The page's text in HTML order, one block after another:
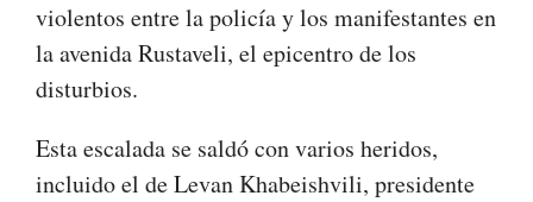
violentos entre la policía y los manifestantes en
la avenida Rustaveli, el epicentro de los
disturbios.
Esta escalada se saldó con varios heridos,
incluido el de Levan Khabeishvili, presidente